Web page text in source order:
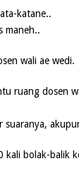
katane..
maneh..
wali ae wedi.
ruang dosen
suaranya,
kali bolak-balik